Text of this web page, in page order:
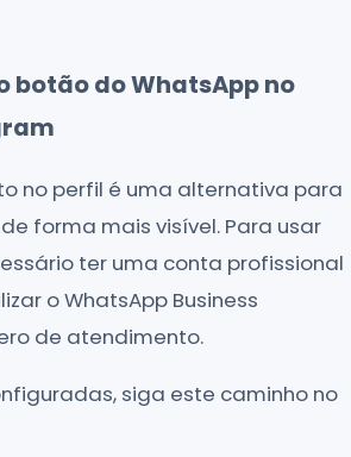
botão do WhatsApp no
no perfil é uma alternativa para
forma mais visível. Para usar
ter uma conta profissional
o WhatsApp Business
de atendimento.
siga este caminho no